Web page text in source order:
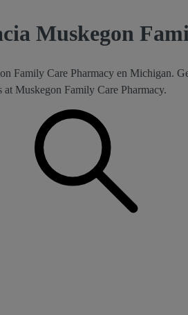
Muskegon
Family Care Pharmacy en Michigan.
Muskegon Family Care Pharmacy.